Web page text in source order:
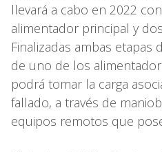
llevará a cabo en 2022
alimentador principal y
Finalizadas ambas etapas
de uno de los
podrá tomar la carga
fallado, a través de
equipos remotos que